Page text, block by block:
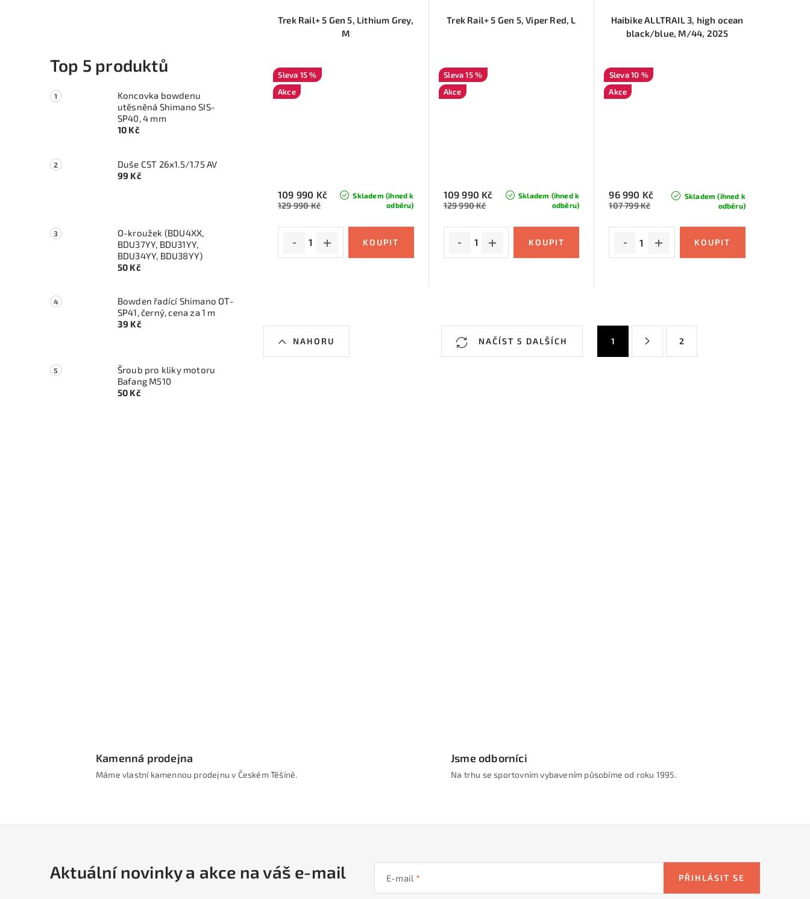
Top 5 produktů
Koncovka bowdenu
utěsněná Shimano SIS-
SP40, 4 mm
10 Kč
Duše CST 26x1.5/1.75 AV
99 Kč
O-kroužek (BDU4XX,
BDU37YY, BDU31YY,
BDU34YY, BDU38YY)
50 Kč
Bowden řadící Shimano OT-
SP41, černý, cena za 1 m
39 Kč
Šroub pro kliky motoru
Bafang M510
50 Kč
Trek Rail+ 5 Gen 5, Lithium Grey,
M
15 %
Akce
Skladem (ihned k
odběru)
109 990 Kč
129 990 Kč
Trek Rail+ 5 Gen 5, Viper Red, L
15 %
Akce
Skladem (ihned k
odběru)
109 990 Kč
129 990 Kč
Haibike ALLTRAIL 3, high ocean
black/blue, M/44, 2025
10 %
Akce
Skladem (ihned k
odběru)
96 990 Kč
107 799 Kč
v
NAČÍST 5 DALŠÍCH 1 2
NAHORU
Kamenná prodejna
Máme vlastní kamennou prodejnu v Českém Těšíně.
Jsme odborníci
Na trhu se sportovním vybavením působíme od roku 1995.
Aktuální novinky a akce na váš e-mail E-mail PŘIHLÁSIT SE